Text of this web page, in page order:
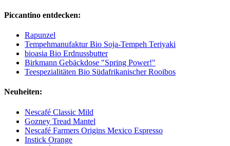
Piccantino entdecken:
Rapunzel
Tempehmanufaktur Bio Soja-Tempeh Teriyaki
bioasia Bio Erdnussbutter
Birkmann Gebäckdose "Spring Power!"
Teespezialitäten Bio Südafrikanischer Rooibos
Neuheiten:
Nescafé Classic Mild
Gozney Tread Mantel
Nescafé Farmers Origins Mexico Espresso
Instick Orange